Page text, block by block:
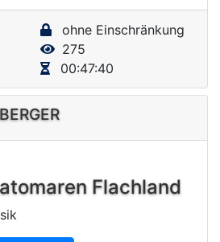
V
i
d
e
o
ohne Einschränkung
275
00:47:40
Flachland